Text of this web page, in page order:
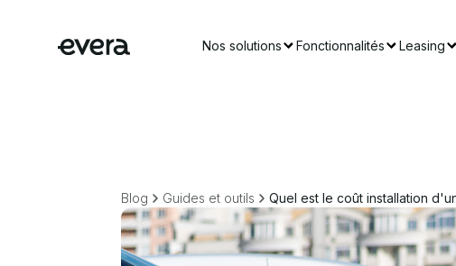
Nos solutions Fonctionnalités Leasing
Blog Guides et outils Quel est le coût installation